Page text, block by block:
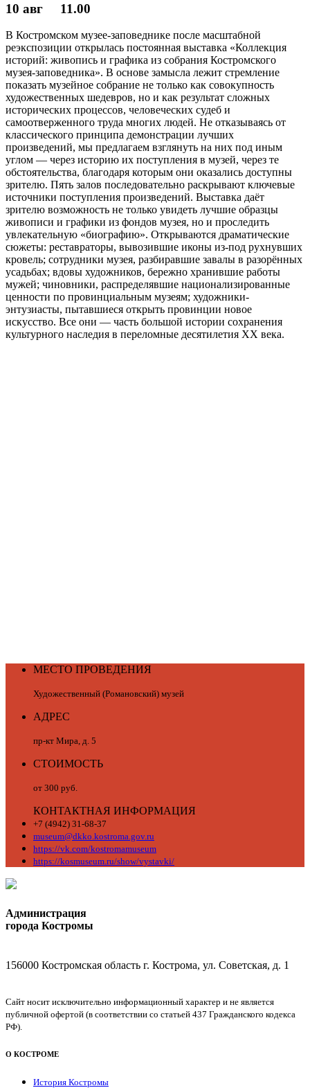
10 авг 11.00
В Костромском музее-заповеднике после масштабной
реэкспозиции открылась постоянная выставка «Коллекция
историй: живопись и графика из собрания Костромского
музея-заповедника». В основе замысла лежит стремление
показать музейное собрание не только как совокупность
художественных шедевров, но и как результат сложных
исторических процессов, человеческих судеб и
самоотверженного труда многих людей. Не отказываясь от
классического принципа демонстрации лучших
произведений, мы предлагаем взглянуть на них под иным
углом — через историю их поступления в музей, через те
обстоятельства, благодаря которым они оказались доступны
зрителю. Пять залов последовательно раскрывают ключевые
источники поступления произведений. Выставка даёт
зрителю возможность не только увидеть лучшие образцы
живописи и графики из фондов музея, но и проследить
увлекательную «биографию». Открываются драматические
сюжеты: реставраторы, вывозившие иконы из-под рухнувших
кровель; сотрудники музея, разбиравшие завалы в разорённых
усадьбах; вдовы художников, бережно хранившие работы
мужей; чиновники, распределявшие национализированные
ценности по провинциальным музеям; художники-
энтузиасты, пытавшиеся открыть провинции новое
искусство. Все они — часть большой истории сохранения
культурного наследия в переломные десятилетия XX века.
МЕСТО ПРОВЕДЕНИЯ
Художественный (Романовский) музей
АДРЕС
пр-кт Мира, д. 5
СТОИМОСТЬ
от 300 руб.
КОНТАКТНАЯ ИНФОРМАЦИЯ
+7 (4942) 31-68-37
museum@dkko.kostroma.gov.ru
https://vk.com/kostromamuseum
https://kosmuseum.ru/show/vystavki/
Администрация
города Костромы
156000 Костромская область г. Кострома, ул. Советская, д. 1
Сайт носит исключительно информационный характер и не является
публичной офертой (в соответствии со статьей 437 Гражданского кодекса
РФ).
О КОСТРОМЕ
История Костромы